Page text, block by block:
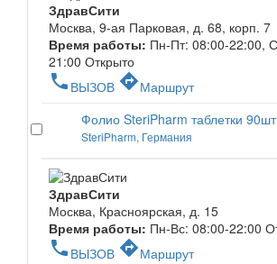
ЗдравСити
Москва, 9-ая Парковая, д. 68, корп. 7
Время работы: Пн-Пт: 08:00-22:00,
21:00 Открыто
phone ВЫЗОВ directionsМаршрут
Фолио SteriPharm таблетки 90шт
SteriPharm, Германия
ЗдравСити
Москва, Красноярская, д. 15
Время работы: Пн-Вс: 08:00-22:00
phone ВЫЗОВ directionsМаршрут